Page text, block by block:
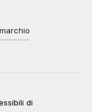
di